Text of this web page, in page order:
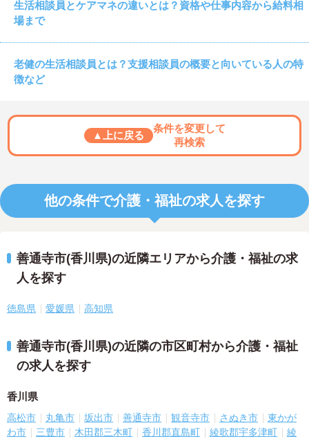
生活相談員とケアマネの違いとは？資格や仕事内容から給料相
場まで
老健の生活相談員とは？支援相談員の概要と向いている人の特
徴など
▲上に戻る
条件を変更して
再検索
他の条件で介護・福祉の求人を探す
善通寺市(香川県)の近隣エリアから介護・福祉の求
人を探す
徳島県 愛媛県 高知県
善通寺市(香川県)の近隣の市区町村から介護・福祉
の求人を探す
香川県
高松市 丸亀市 坂出市 善通寺市 観音寺市 さぬき市
東かが
わ市
三豊市 木田郡三木町 香川郡直島町 綾歌郡宇多津町
綾